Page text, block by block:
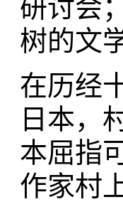
研讨会
树的文
在历经
日本，
本屈指
作家村